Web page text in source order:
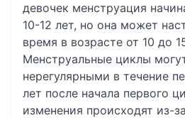
девочек менструация
10-12 лет, но она может
время в возрасте от 10 до
Менструальные циклы
нерегулярными в течение
лет после начала первого
изменения происходят из-